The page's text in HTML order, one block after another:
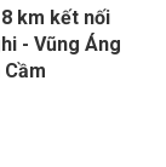
km kết nối
- Vũng Áng